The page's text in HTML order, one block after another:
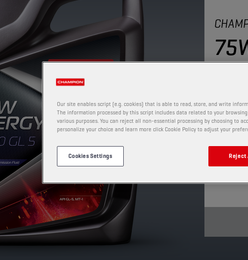
servicio
Our site enables script (e.g. cookies) that is able to read, store, and write
The information processed by this script includes data related to your
various purposes. You can reject all non-essential processing by choosing to
personalize your choice and learn more click Cookie Policy to adjust your
Cookies Settings Reject